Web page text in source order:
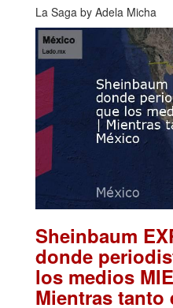
La Saga by Adela Micha
Sheinbaum
donde
los medios
Mientras tanto